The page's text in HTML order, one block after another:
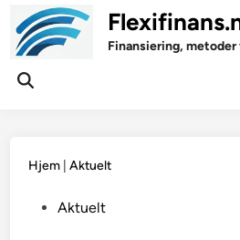
content
Finansiering,
Open
Hjem |Aktuelt
PostedAktuelt